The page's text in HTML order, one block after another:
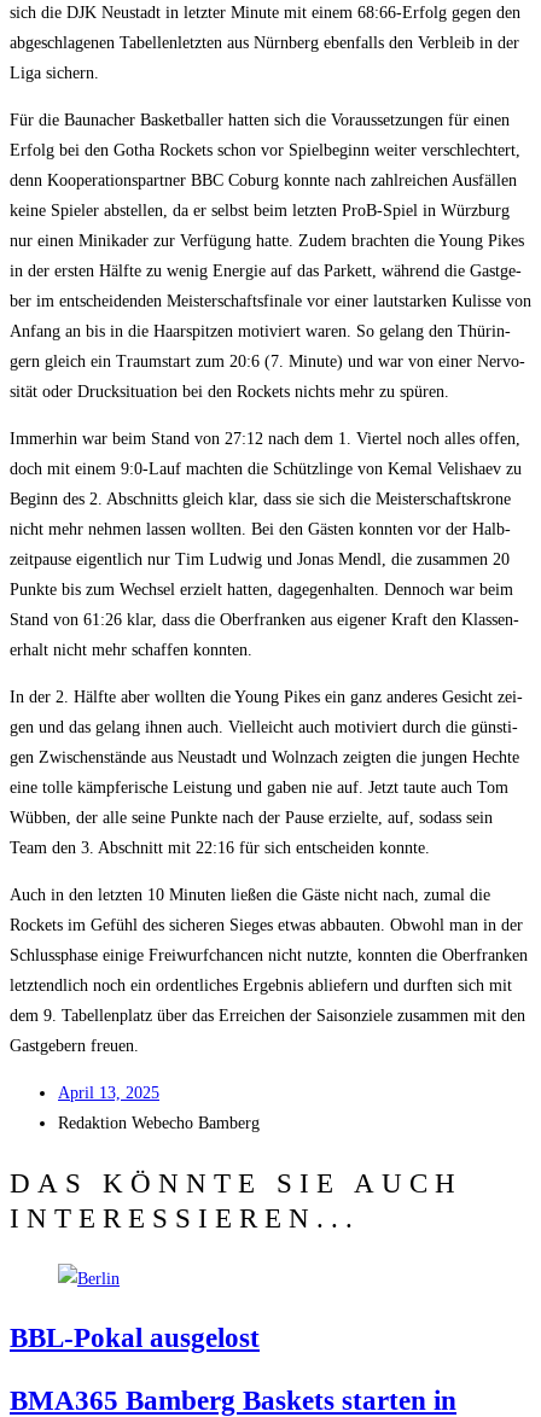
sich die DJK Neu­stadt in letz­ter Minu­te mit einem 68:66-Erfolg gegen den
abge­schla­ge­nen Tabel­len­letz­ten aus Nürn­berg eben­falls den Ver­bleib in der
Liga sichern.
Für die Bau­nacher Bas­ket­bal­ler hat­ten sich die Vor­aus­set­zun­gen für einen
Erfolg bei den Gotha Rockets schon vor Spiel­be­ginn wei­ter ver­schlech­tert,
denn Koope­ra­ti­ons­part­ner BBC Coburg konn­te nach zahl­rei­chen Aus­fäl­len
kei­ne Spie­ler abstel­len, da er selbst beim letz­ten ProB-Spiel in Würz­burg
nur einen Mini­ka­der zur Ver­fü­gung hat­te. Zudem brach­ten die Young Pikes
in der ers­ten Hälf­te zu wenig Ener­gie auf das Par­kett, wäh­rend die Gast­ge­
ber im ent­schei­den­den Meis­ter­schafts­fi­na­le vor einer laut­star­ken Kulis­se von
Anfang an bis in die Haar­spit­zen moti­viert waren. So gelang den Thü­rin­
gern gleich ein Traum­start zum 20:6 (7. Minu­te) und war von einer Ner­vo­
si­tät oder Druck­si­tua­ti­on bei den Rockets nichts mehr zu spüren.
Immer­hin war beim Stand von 27:12 nach dem 1. Vier­tel noch alles offen,
doch mit einem 9:0‑Lauf mach­ten die Schütz­lin­ge von Kemal Velis­haev zu
Beginn des 2. Abschnitts gleich klar, dass sie sich die Meis­ter­schafts­kro­ne
nicht mehr neh­men las­sen woll­ten. Bei den Gäs­ten konn­ten vor der Halb­
zeit­pau­se eigent­lich nur Tim Lud­wig und Jonas Mendl, die zusam­men 20
Punk­te bis zum Wech­sel erzielt hat­ten, dage­gen­hal­ten. Den­noch war beim
Stand von 61:26 klar, dass die Ober­fran­ken aus eige­ner Kraft den Klas­sen­
er­halt nicht mehr schaf­fen konnten.
In der 2. Hälf­te aber woll­ten die Young Pikes ein ganz ande­res Gesicht zei­
gen und das gelang ihnen auch. Viel­leicht auch moti­viert durch die güns­ti­
gen Zwi­schen­stän­de aus Neu­stadt und Wolnz­ach zeig­ten die jun­gen Hech­te
eine tol­le kämp­fe­ri­sche Leis­tung und gaben nie auf. Jetzt tau­te auch Tom
Wüb­ben, der alle sei­ne Punk­te nach der Pau­se erziel­te, auf, sodass sein
Team den 3. Abschnitt mit 22:16 für sich ent­schei­den konnte.
Auch in den letz­ten 10 Minu­ten lie­ßen die Gäs­te nicht nach, zumal die
Rockets im Gefühl des siche­ren Sie­ges etwas abbau­ten. Obwohl man in der
Schluss­pha­se eini­ge Frei­wurf­chan­cen nicht nutz­te, konn­ten die Ober­fran­ken
letzt­end­lich noch ein ordent­li­ches Ergeb­nis ablie­fern und durf­ten sich mit
dem 9. Tabel­len­platz über das Errei­chen der Sai­son­zie­le zusam­men mit den
Gast­ge­bern freuen.
April 13, 2025
Redak­ti­on Web­echo Bamberg
DAS KÖNNTE SIE AUCH
INTERESSIEREN...
BBL-Pokal aus­ge­lost
BMA365 Bam­berg Bas­kets star­ten in